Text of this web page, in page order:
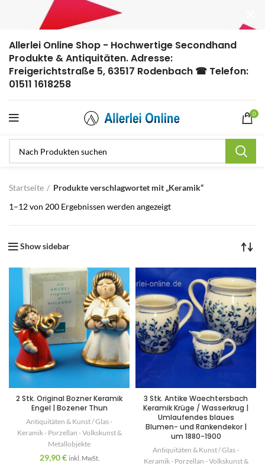
Allerlei Online Shop - Hochwertige Secondhand
Produkte & Antiquitäten. Adresse:
Freigerichtstraße 5, 63517 Rodenbach ☎ Telefon:
01511 1618258
0
Startseite
Produkte verschlagwortet mit „Keramik“
1–12 von 200 Ergebnissen werden angezeigt
Show sidebar
2 Stk. Original Bozner Keramik
Engel | Bozener Thun
Antiquitäten & Kunst / Glas -
Keramik - Porzellan - Volkskunst &
Metallobjekte
29,90€ inkl. MwSt.
3 Stk. Antike Waechtersbach
Keramik Krüge / Wasserkrug |
Umlaufendes blaues
Blumen- und Rankendekor |
um 1880-1900
Antiquitäten & Kunst / Glas -
Keramik - Porzellan - Volkskunst &